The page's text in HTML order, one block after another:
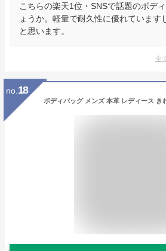
こちらの楽天1位・SNSで話題のボデ
ょうか。軽量で耐久性に優れています
と思います。
全
no. 18